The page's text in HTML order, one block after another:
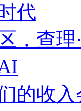
代
，查理
的收